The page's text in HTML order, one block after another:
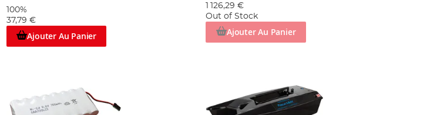
100%
37,79 €
Ajouter Au Panier
1 126,29 €
Out of Stock
Ajouter Au Panier